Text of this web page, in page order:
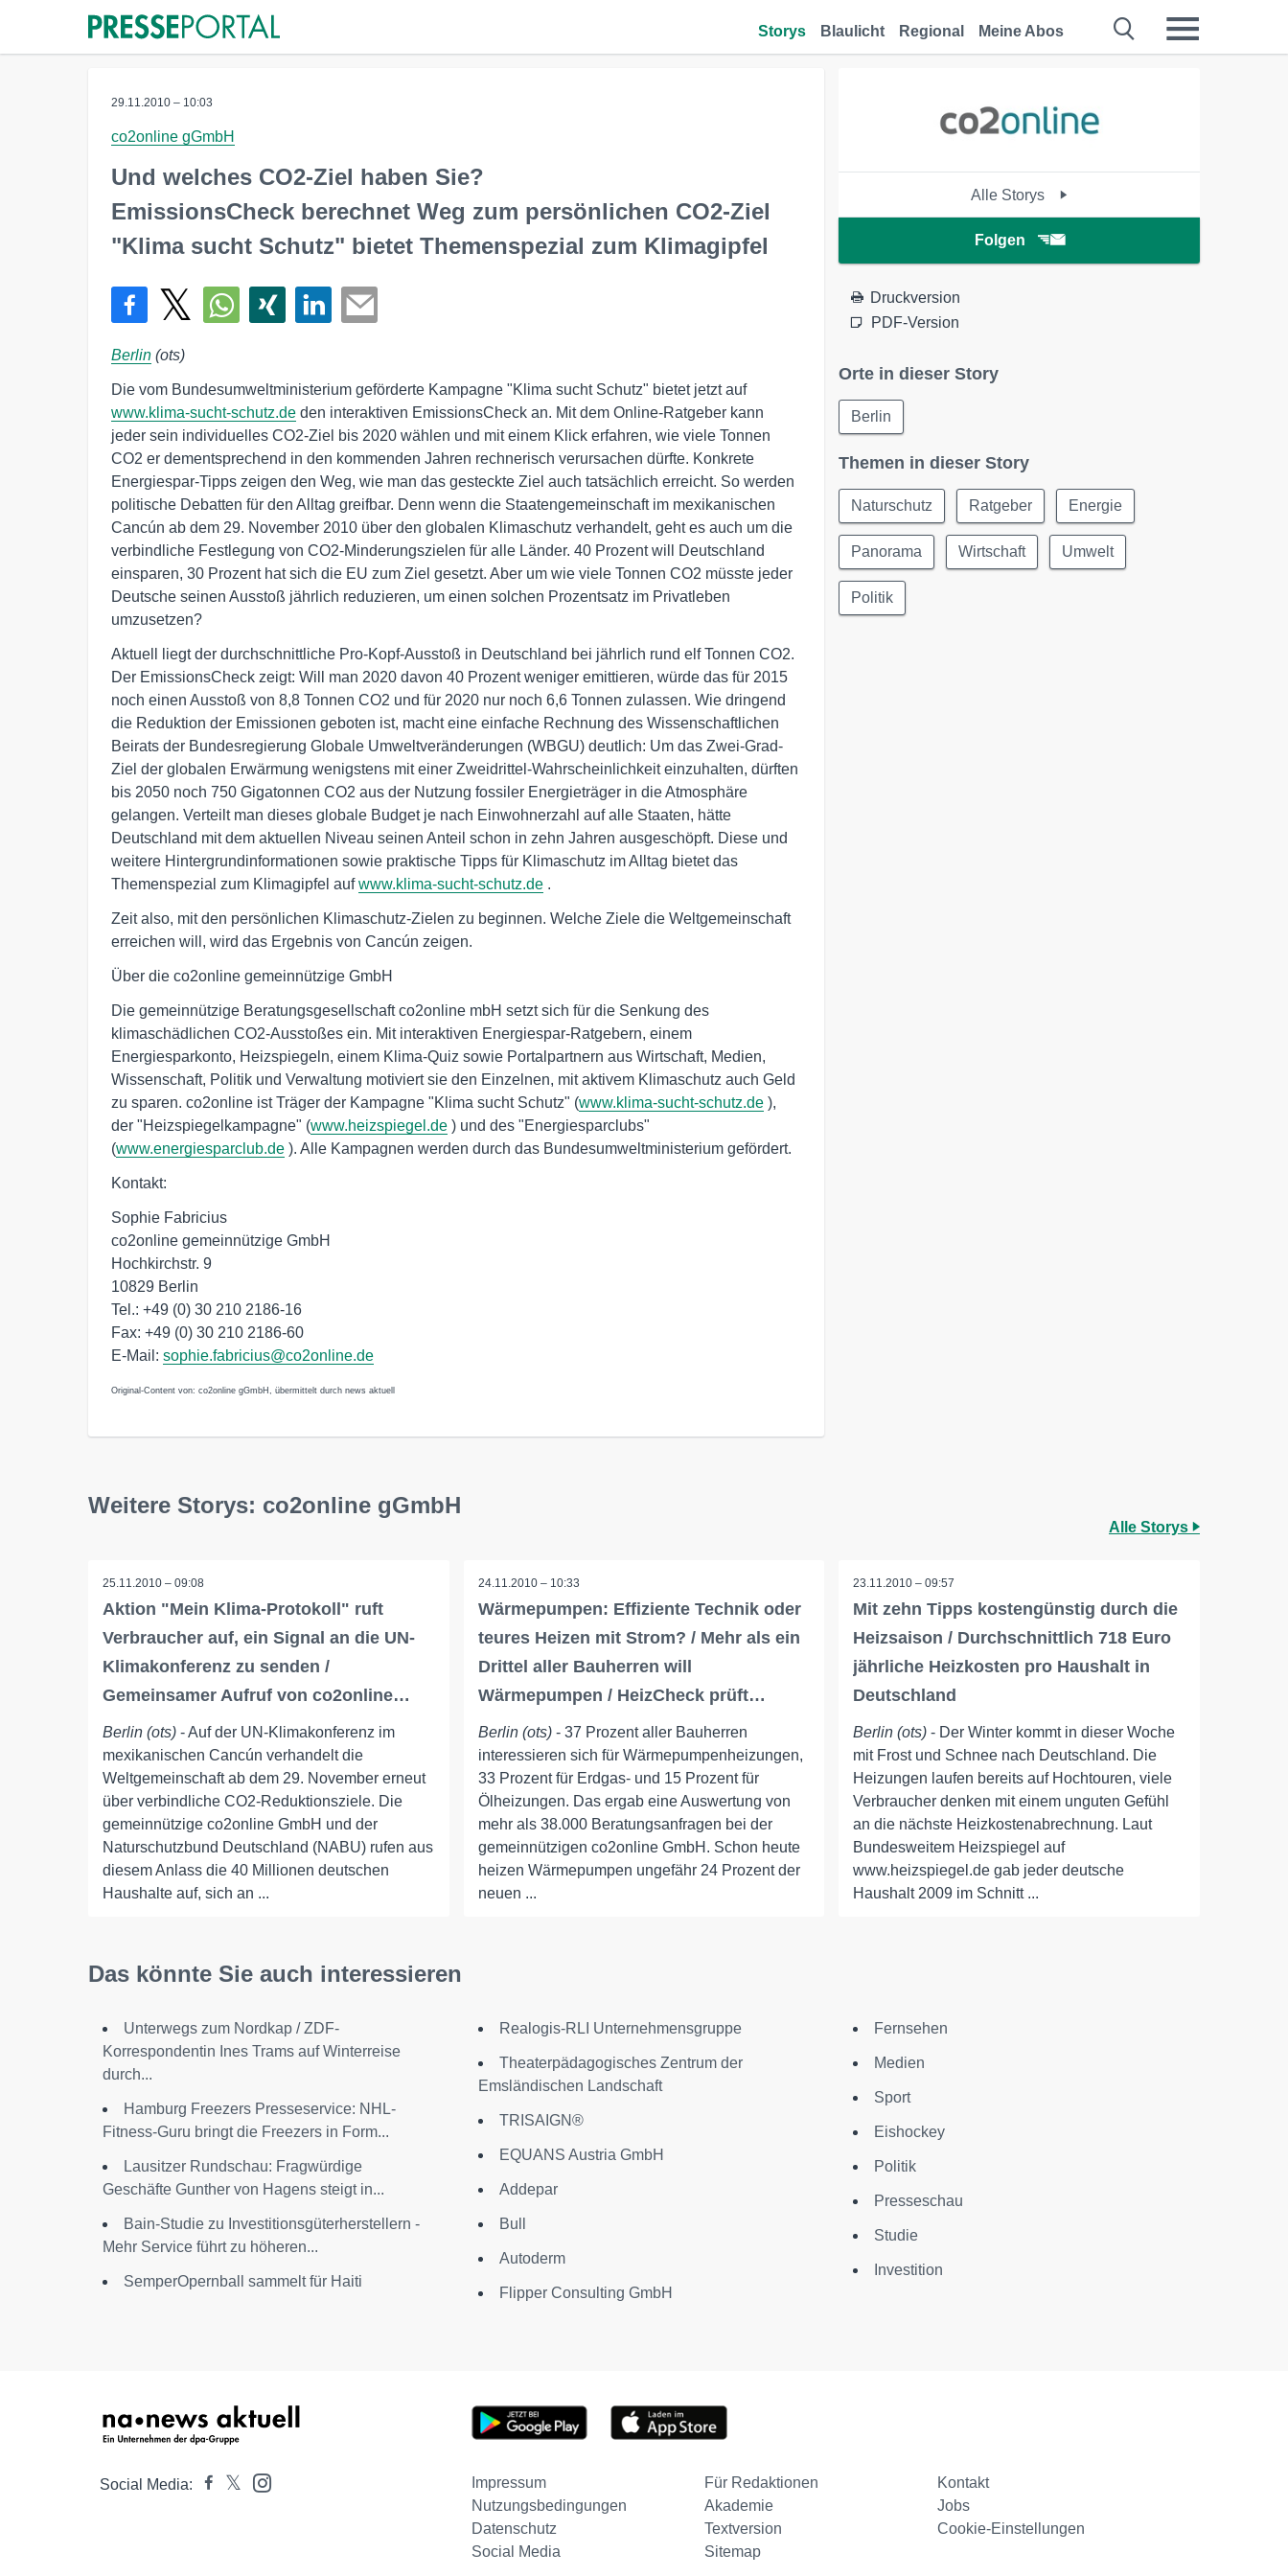
Storys Blaulicht Regional Meine Abos
29.11.2010 – 10:03
co2online gGmbH
Und welches CO2-Ziel haben Sie?
EmissionsCheck berechnet Weg zum persönlichen CO2-Ziel
"Klima sucht Schutz" bietet Themenspezial zum Klimagipfel
Berlin (ots)
Die vom Bundesumweltministerium geförderte Kampagne "Klima sucht Schutz" bietet jetzt auf
www.klima-sucht-schutz.de den interaktiven EmissionsCheck an. Mit dem Online-Ratgeber kann
jeder sein individuelles CO2-Ziel bis 2020 wählen und mit einem Klick erfahren, wie viele Tonnen
CO2 er dementsprechend in den kommenden Jahren rechnerisch verursachen dürfte. Konkrete
Energiespar-Tipps zeigen den Weg, wie man das gesteckte Ziel auch tatsächlich erreicht. So werden
politische Debatten für den Alltag greifbar. Denn wenn die Staatengemeinschaft im mexikanischen
Cancún ab dem 29. November 2010 über den globalen Klimaschutz verhandelt, geht es auch um die
verbindliche Festlegung von CO2-Minderungszielen für alle Länder. 40 Prozent will Deutschland
einsparen, 30 Prozent hat sich die EU zum Ziel gesetzt. Aber um wie viele Tonnen CO2 müsste jeder
Deutsche seinen Ausstoß jährlich reduzieren, um einen solchen Prozentsatz im Privatleben
umzusetzen?
Aktuell liegt der durchschnittliche Pro-Kopf-Ausstoß in Deutschland bei jährlich rund elf Tonnen CO2.
Der EmissionsCheck zeigt: Will man 2020 davon 40 Prozent weniger emittieren, würde das für 2015
noch einen Ausstoß von 8,8 Tonnen CO2 und für 2020 nur noch 6,6 Tonnen zulassen. Wie dringend
die Reduktion der Emissionen geboten ist, macht eine einfache Rechnung des Wissenschaftlichen
Beirats der Bundesregierung Globale Umweltveränderungen (WBGU) deutlich: Um das Zwei-Grad-
Ziel der globalen Erwärmung wenigstens mit einer Zweidrittel-Wahrscheinlichkeit einzuhalten, dürften
bis 2050 noch 750 Gigatonnen CO2 aus der Nutzung fossiler Energieträger in die Atmosphäre
gelangen. Verteilt man dieses globale Budget je nach Einwohnerzahl auf alle Staaten, hätte
Deutschland mit dem aktuellen Niveau seinen Anteil schon in zehn Jahren ausgeschöpft. Diese und
weitere Hintergrundinformationen sowie praktische Tipps für Klimaschutz im Alltag bietet das
Themenspezial zum Klimagipfel aufwww.klima-sucht-schutz.de .
Zeit also, mit den persönlichen Klimaschutz-Zielen zu beginnen. Welche Ziele die Weltgemeinschaft
erreichen will, wird das Ergebnis von Cancún zeigen.
Über die co2online gemeinnützige GmbH
Die gemeinnützige Beratungsgesellschaft co2online mbH setzt sich für die Senkung des
klimaschädlichen CO2-Ausstoßes ein. Mit interaktiven Energiespar-Ratgebern, einem
Energiesparkonto, Heizspiegeln, einem Klima-Quiz sowie Portalpartnern aus Wirtschaft, Medien,
Wissenschaft, Politik und Verwaltung motiviert sie den Einzelnen, mit aktivem Klimaschutz auch Geld
zu sparen. co2online ist Träger der Kampagne "Klima sucht Schutz" (www.klima-sucht-schutz.de ),
der "Heizspiegelkampagne" (www.heizspiegel.de ) und des "Energiesparclubs"
(www.energiesparclub.de ). Alle Kampagnen werden durch das Bundesumweltministerium gefördert.
Kontakt:
Sophie Fabricius
co2online gemeinnützige GmbH
Hochkirchstr. 9
10829 Berlin
Tel.: +49 (0) 30 210 2186-16
Fax: +49 (0) 30 210 2186-60
E-Mail: sophie.fabricius@co2online.de
Original-Content von: co2online gGmbH, übermittelt durch news aktuell
Alle Storys
Folgen
Druckversion
PDF-Version
Orte in dieser Story
Berlin
Themen in dieser Story
Naturschutz Ratgeber Energie
Panorama Wirtschaft Umwelt
Politik
Weitere Storys: co2online gGmbH
Alle Storys
25.11.2010 – 09:08
Aktion "Mein Klima-Protokoll" ruft
Verbraucher auf, ein Signal an die UN-
Klimakonferenz zu senden /
Gemeinsamer Aufruf von co2online…
Berlin (ots) - Auf der UN-Klimakonferenz im
mexikanischen Cancún verhandelt die
Weltgemeinschaft ab dem 29. November erneut
über verbindliche CO2-Reduktionsziele. Die
gemeinnützige co2online GmbH und der
Naturschutzbund Deutschland (NABU) rufen aus
diesem Anlass die 40 Millionen deutschen
Haushalte auf, sich an ...
24.11.2010 – 10:33
Wärmepumpen: Effiziente Technik oder
teures Heizen mit Strom? / Mehr als ein
Drittel aller Bauherren will
Wärmepumpen / HeizCheck prüft…
Berlin (ots)- 37 Prozent aller Bauherren
interessieren sich für Wärmepumpenheizungen,
33 Prozent für Erdgas- und 15 Prozent für
Ölheizungen. Das ergab eine Auswertung von
mehr als 38.000 Beratungsanfragen bei der
gemeinnützigen co2online GmbH. Schon heute
heizen Wärmepumpen ungefähr 24 Prozent der
neuen ...
23.11.2010 – 09:57
Mit zehn Tipps kostengünstig durch die
Heizsaison / Durchschnittlich 718 Euro
jährliche Heizkosten pro Haushalt in
Deutschland
Berlin (ots) - Der Winter kommt in dieser Woche
mit Frost und Schnee nach Deutschland. Die
Heizungen laufen bereits auf Hochtouren, viele
Verbraucher denken mit einem unguten Gefühl
an die nächste Heizkostenabrechnung. Laut
Bundesweitem Heizspiegel auf
www.heizspiegel.de gab jeder deutsche
Haushalt 2009 im Schnitt ...
Das könnte Sie auch interessieren
Unterwegs zum Nordkap / ZDF-
Korrespondentin Ines Trams auf Winterreise
durch...
Hamburg Freezers Presseservice: NHL-
Fitness-Guru bringt die Freezers in Form...
Lausitzer Rundschau: Fragwürdige
Geschäfte Gunther von Hagens steigt in...
Bain-Studie zu Investitionsgüterherstellern -
Mehr Service führt zu höheren...
SemperOpernball sammelt für Haiti
Realogis-RLI Unternehmensgruppe
Theaterpädagogisches Zentrum der
Emsländischen Landschaft
TRISAIGN®
EQUANS Austria GmbH
Addepar
Bull
Autoderm
Flipper Consulting GmbH
Fernsehen
Medien
Sport
Eishockey
Politik
Presseschau
Studie
Investition
Social Media: Impressum Für Redaktionen
Kontakt
Nutzungsbedingungen
Akademie
Jobs
Datenschutz
Textversion
Cookie-Einstellungen
Social Media
Sitemap